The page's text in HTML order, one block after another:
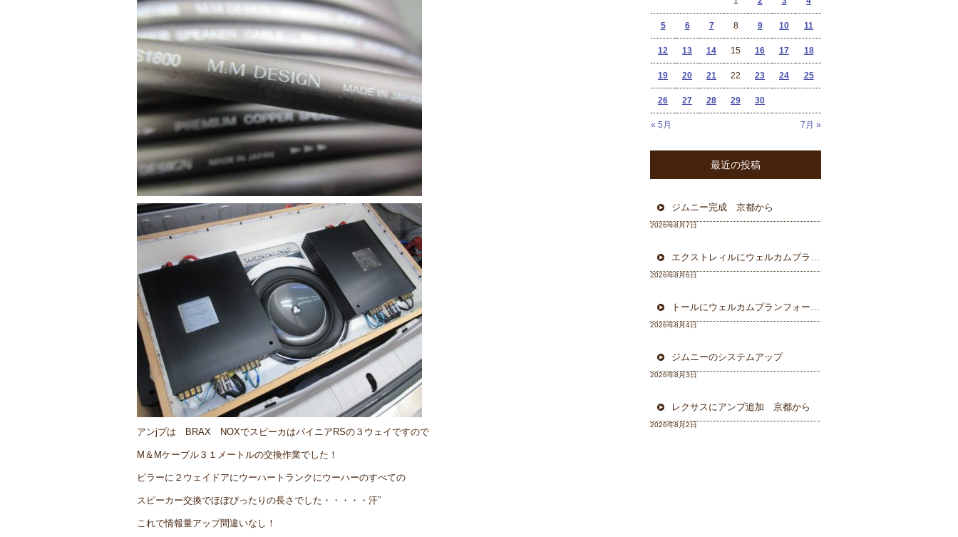
アンjプは BRAX NOXでスピーカはパイニアRSの３ウェイですので
M＆Mケーブル３１メートルの交換作業でした！
ピラーに２ウェイドアにウーハートランクにウーハーのすべての
スピーカー交換でほぼぴったりの長さでした・・・・・汗”
これで情報量アップ間違いなし！
« 5月 7月 »
5 6 7 8 9 10 11
12 13 14 15 16 17 18
19 20 21 22 23 24 25
26 27 28 29 30
最近の投稿
ジムニー完成 京都から
2026年8月7日
エクストレィルにウェルカムプラン フォーカル三重県から
2026年8月6日
トールにウェルカムプランフォーカルスピーカー＆ウーハー
2026年8月4日
ジムニーのシステムアップ
2026年8月3日
レクサスにアンプ追加 京都から
2026年8月2日